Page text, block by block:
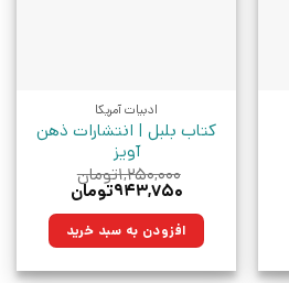
ادبیات آمریکا
کتاب بلبل | انتشارات ذهن
آویز
۱,۲۵۰,۰۰۰تومان
قیمت
۱,۲۵۰,۰۰۰تومان
بود.
۹۴۳,۷۵۰تومان
۹۴۳,۷۵۰تومان.افزودن به سبد خرید